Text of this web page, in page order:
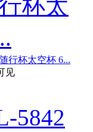
行杯太空杯 6...
见